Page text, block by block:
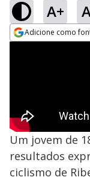
A+
Adicione como
Um jovem de
resultados
ciclismo de